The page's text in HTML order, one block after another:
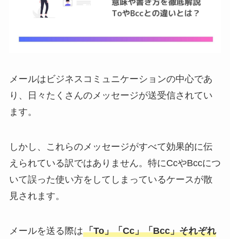
メールはビジネスコミュニケーションの中心であ
り、日々たくさんのメッセージが送受信されてい
ます。
しかし、これらのメッセージがすべて効果的に伝
えられている訳ではありません。特にCcやBccにつ
いて誤った使い方をしてしまっているケースが散
見されます。
メールを送る際は「To」「Cc」「Bcc」それぞれ